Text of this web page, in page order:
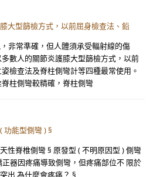
大型篩檢方式，以前屈身檢查法、鉛
非常準確，但人體須承受輻射線的傷
數人的關節炎護膝大型篩檢方式，以前
檢查法及脊柱側彎計等四種最常使用。
柱側彎較精確，脊柱側彎
功能型側彎 ) §
性脊椎側彎 § 原發型 ( 不明原因型 ) 側彎
器因疼痛導致側彎，但疼痛部位不 限於
出 為什麼會疼痛？ §